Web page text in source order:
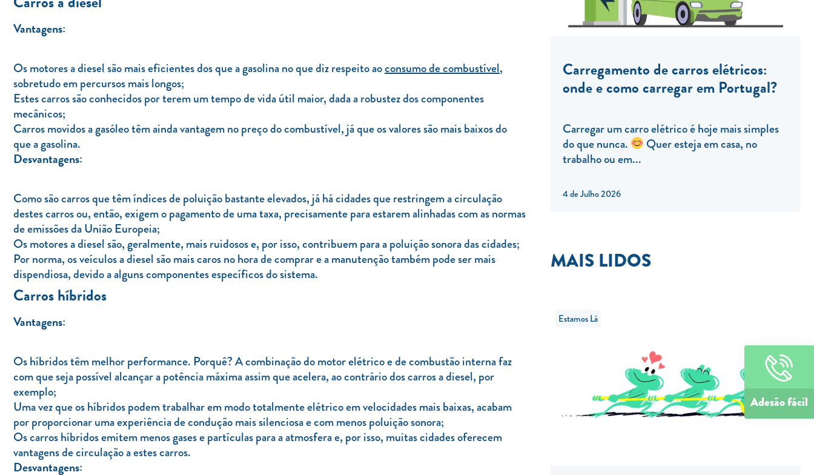
Vantagens:
Os motores a diesel são mais eficientes dos que a gasolina no que diz respeito aoconsumo de combustível,
sobretudo em percursos mais longos;
Estes carros são conhecidos por terem um tempo de vida útil maior, dada a robustez dos componentes
mecânicos;
Carros movidos a gasóleo têm ainda vantagem no preço do combustível, já que os valores são mais baixos do
que a gasolina.
Desvantagens:
Como são carros que têm índices de poluição bastante elevados, já há cidades que restringem a circulação
destes carros ou, então, exigem o pagamento de uma taxa, precisamente para estarem alinhadas com as normas
de emissões da União Europeia;
Os motores a diesel são, geralmente, mais ruidosos e, por isso, contribuem para a poluição sonora das cidades;
Por norma, os veículos a diesel são mais caros no hora de comprar e a manutenção também pode ser mais
dispendiosa, devido a alguns componentes específicos do sistema.
Carros híbridos
Vantagens:
Os híbridos têm melhor performance. Porquê? A combinação do motor elétrico e de combustão interna faz
com que seja possível alcançar a potência máxima assim que acelera, ao contrário dos carros a diesel, por
exemplo;
Uma vez que os híbridos podem trabalhar em modo totalmente elétrico em velocidades mais baixas, acabam
por proporcionar uma experiência de condução mais silenciosa e com menos poluição sonora;
Os carros híbridos emitem menos gases e partículas para a atmosfera e, por isso, muitas cidades oferecem
vantagens de circulação a estes carros.
Desvantagens:
4 de Julho 2026
Carregamento de carros elétricos:
onde e como carregar em Portugal?
Carregar um carro elétrico é hoje mais simples
do que nunca.
Quer esteja em casa, no
trabalho ou em...
MAIS LIDOS
Estamos Lá
Adesão fácil